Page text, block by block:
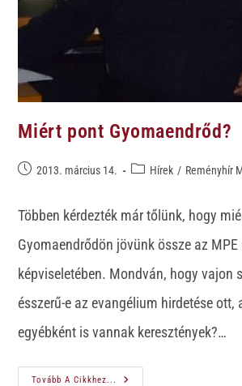
Miért pont Gyomaendrőd?
2013. március 14. Hírek / Reményhír
Többen kérdezték már tőlünk, hogy
Gyomaendrődön jövünk össze az MPE
képviseletében. Mondván, hogy vajon
ésszerű-e az evangélium hirdetése ott,
egyébként is vannak keresztények?…
Tovább A Cikkhez...